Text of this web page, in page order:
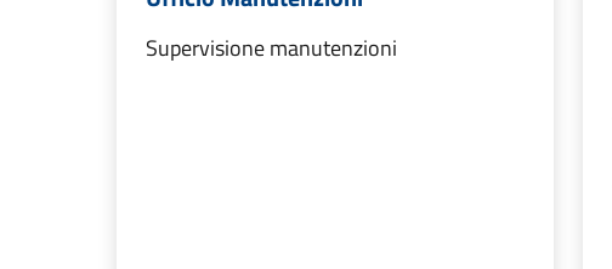
Supervisione manutenzioni